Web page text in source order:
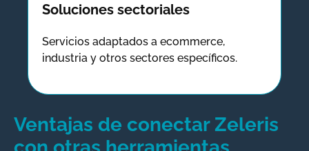
Soluciones sectoriales
Servicios adaptados a ecommerce,
industria y otros sectores específicos.
Ventajas de conectar Zeleris